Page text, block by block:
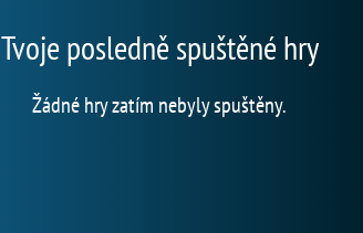
Tvoje posledně spuštěné hry
Žádné hry zatím nebyly spuštěny.